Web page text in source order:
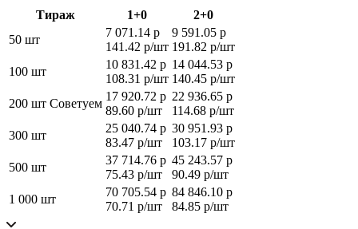
Тираж 1+0
2+0
50 шт
7 071.14 р
141.42 р/шт
9 591.05 р
191.82 р/шт
100 шт
10 831.42 р
108.31 р/шт
14 044.53 р
140.45 р/шт
200 шт Советуем
17 920.72 р
89.60 р/шт
22 936.65 р
114.68 р/шт
300 шт
25 040.74 р
83.47 р/шт
30 951.93 р
103.17 р/шт
500 шт
37 714.76 р
75.43 р/шт
45 243.57 р
90.49 р/шт
1 000 шт
70 705.54 р
70.71 р/шт
84 846.10 р
84.85 р/шт